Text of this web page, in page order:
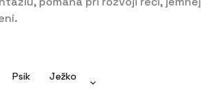
Psik Ježko